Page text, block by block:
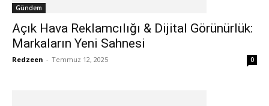
Gündem
Açık Hava Reklamcılığı & Dijital Görünürlük:
Markaların Yeni Sahnesi
Redzeen - Temmuz 12, 2025 0